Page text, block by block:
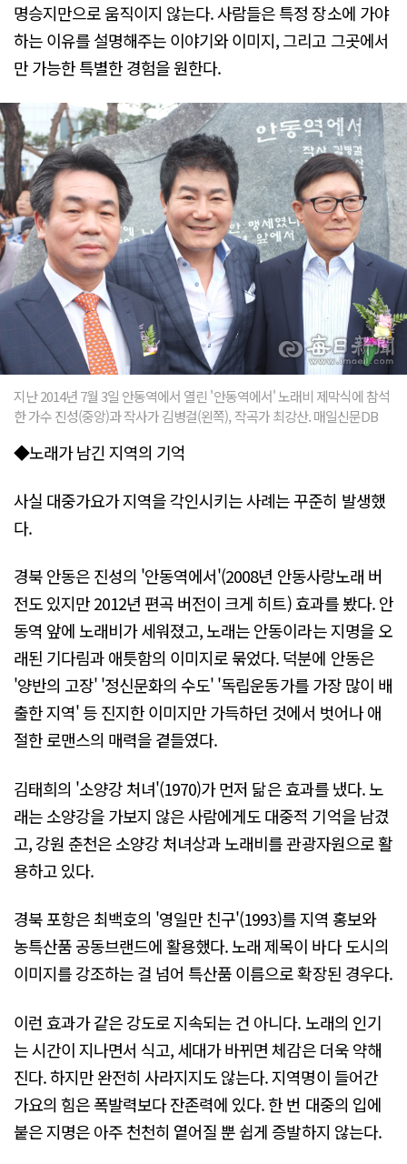
명승지만으로 움직이지 않는다. 사람들은 특정 장소에 가야
하는 이유를 설명해주는 이야기와 이미지, 그리고 그곳에서
만 가능한 특별한 경험을 원한다.
지난 2014년 7월 3일 안동역에서 열린 '안동역에서' 노래비 제막식에 참석
한 가수 진성(중앙)과 작사가 김병걸(왼쪽), 작곡가 최강산. 매일신문DB
◆노래가 남긴 지역의 기억
사실 대중가요가 지역을 각인시키는 사례는 꾸준히 발생했
다.
경북 안동은 진성의 '안동역에서'(2008년 안동사랑노래 버
전도 있지만 2012년 편곡 버전이 크게 히트) 효과를 봤다. 안
동역 앞에 노래비가 세워졌고, 노래는 안동이라는 지명을 오
래된 기다림과 애틋함의 이미지로 묶었다. 덕분에 안동은
'양반의 고장' '정신문화의 수도' '독립운동가를 가장 많이 배
출한 지역' 등 진지한 이미지만 가득하던 것에서 벗어나 애
절한 로맨스의 매력을 곁들였다.
김태희의 '소양강 처녀'(1970)가 먼저 닮은 효과를 냈다. 노
래는 소양강을 가보지 않은 사람에게도 대중적 기억을 남겼
고, 강원 춘천은 소양강 처녀상과 노래비를 관광자원으로 활
용하고 있다.
경북 포항은 최백호의 '영일만 친구'(1993)를 지역 홍보와
농특산품 공동브랜드에 활용했다. 노래 제목이 바다 도시의
이미지를 강조하는 걸 넘어 특산품 이름으로 확장된 경우다.
이런 효과가 같은 강도로 지속되는 건 아니다. 노래의 인기
는 시간이 지나면서 식고, 세대가 바뀌면 체감은 더욱 약해
진다. 하지만 완전히 사라지지도 않는다. 지역명이 들어간
가요의 힘은 폭발력보다 잔존력에 있다. 한 번 대중의 입에
붙은 지명은 아주 천천히 옅어질 뿐 쉽게 증발하지 않는다.